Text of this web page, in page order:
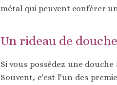
métal qui peuvent conférer
Un rideau de
Si vous possédez une
Souvent, c'est l'un des